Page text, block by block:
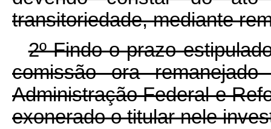
transitoriedade, mediante
2º Findo o prazo
comissão ora
Administração Federal e
exonerado o titular nele